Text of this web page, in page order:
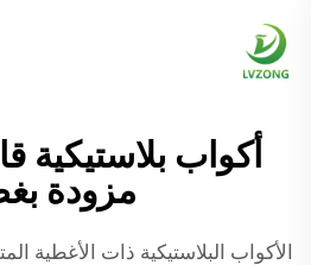
أكواب بلاستيكية
مزودة
الأكواب البلاستيكية ذات الأغطية